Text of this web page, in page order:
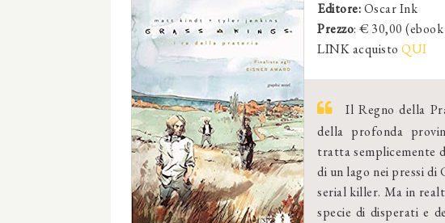
Editore:Oscar Ink
Prezzo: € 30,00
LINK acquisto QUI
Il Regno della
della profonda
tratta semplicemente
di un lago nei pressi di
serial killer. Ma in
specie di disperati e